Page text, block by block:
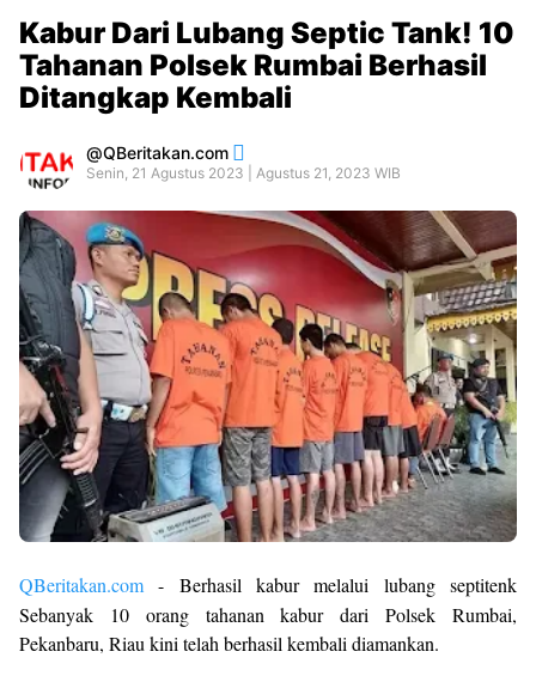
Kabur Dari Lubang Septic Tank! 10
Tahanan Polsek Rumbai Berhasil
Ditangkap Kembali
QBeritakan.com
Senin, 21 Agustus 2023 | Agustus 21, 2023 WIB
QBeritakan.com - Berhasil kabur melalui lubang septitenk
Sebanyak 10 orang tahanan kabur dari Polsek Rumbai,
Pekanbaru, Riau kini telah berhasil kembali diamankan.